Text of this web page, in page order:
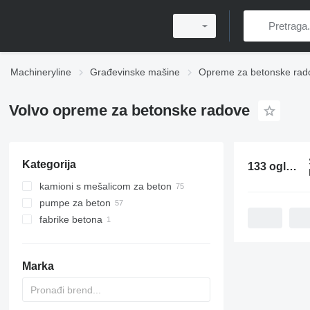
Machineryline Građevinske mašine Opreme za betonske
Volvo opreme za betonske radove
Kategorija
kamioni s mešalicom za beton
pumpe za beton
fabrike betona
Marka
133 oglasa: